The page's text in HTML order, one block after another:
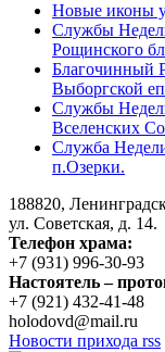
Новые иконы
Службы
Рощинского
Благочинный
Выборгской
Службы
Вселенских
Служба
п.Озерки.
188820,
ул. Советская, д. 14.
Телефон храма:
+7 (931) 996-30-93
Настоятель –
+7 (921) 432-41-48
holodovd@mail.ru
Новости прихода rss